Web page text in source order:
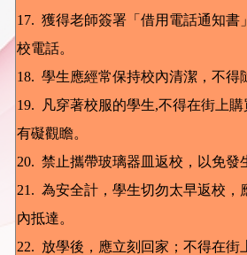
17. 獲得老師簽署「借用電話通知書
校電話。
18. 學生應經常保持校內清潔，不得
19. 凡穿著校服的學生,不得在街上
有礙觀瞻。
20. 禁止攜帶玻璃器皿返校，以免發
21. 為安全計，學生切勿太早返校，
內抵達。
22. 放學後，應立刻回家；不得在街